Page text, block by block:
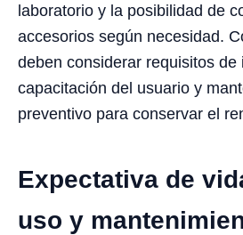
laboratorio y la posibilidad de
accesorios según necesidad.
deben considerar requisitos de
capacitación del usuario y
preventivo para conservar el
Expectativa de
uso y